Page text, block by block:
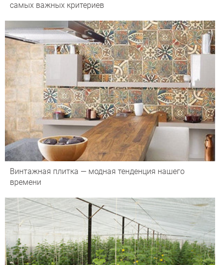
самых важных критериев
Винтажная плитка — модная тенденция нашего
времени